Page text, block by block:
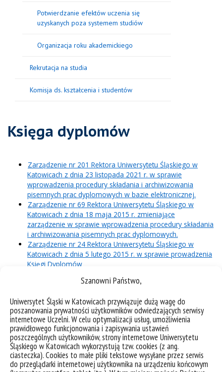
Szanowni Państwo,
Uniwersytet Śląski w Katowicach przywiązuje dużą wagę do
poszanowania prywatności użytkowników odwiedzających serwisy
internetowe Uczelni. W celu optymalizacji usług, umożliwienia
prawidłowego funkcjonowania i zapisywania ustawień
poszczególnych użytkowników, strony internetowe Uniwersytetu
Śląskiego w Katowicach wykorzystują tzw. cookies (z ang.
ciasteczka). Cookies to małe pliki tekstowe wysyłane przez serwis
do przeglądarki internetowej użytkownika na urządzeniu końcowym
Księga dyplomów
Zarządzenie nr 201 Rektora Uniwersytetu Śląskiego w
Katowicach z dnia 23 listopada 2021 r. w sprawie
wprowadzenia procedury składania i archiwizowania
pisemnych prac dyplomowych w bazie elektronicznej.
Zarządzenie nr 69 Rektora Uniwersytetu Śląskiego w
Katowicach z dnia 18 maja 2015 r. zmieniające
zarządzenie w sprawie wprowadzenia procedury składania
i archiwizowania pisemnych prac dyplomowych.
Zarządzenie nr 24 Rektora Uniwersytetu Śląskiego w
Katowicach z dnia 5 lutego 2015 r. w sprawie prowadzenia
Księgi Dyplomów
Uniwersytetu Śląskiego zmieniające zarządzenie w sprawie
dyplomowej
Zarządzenie nr 68/2011 z dnia 5 września 2011 r. Rektora
Uniwersytetu Śląskiego w sprawie udostępniania
niepublikowanych studenckich prac naukowych
powstających w Uniwersytecie Śląskim
Zarządzenie nr 68/2010 z dnia 11 sierpnia 2010 r. Rektora
Uniwersytetu Śląskiego zmieniające zarządzenie w sprawie
Potwierdzanie efektów uczenia się
uzyskanych poza systemem studiów
Organizacja roku akademickiego
Rekrutacja na studia
Komisja ds. kształcenia i studentów